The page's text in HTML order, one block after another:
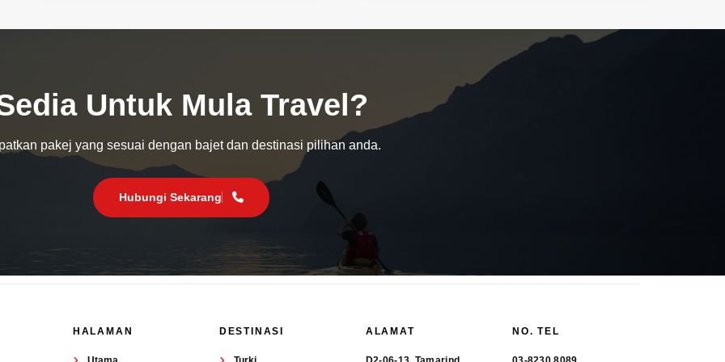
Untuk Mula Travel?
pakej yang sesuai dengan bajet dan destinasi pilihan anda.
Hubungi Sekarang
HALAMAN DESTINASI ALAMAT NO. TEL